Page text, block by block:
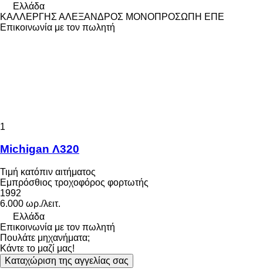
Ελλάδα
ΚΑΛΛΕΡΓΗΣ ΑΛΕΞΑΝΔΡΟΣ ΜΟΝΟΠΡΟΣΩΠΗ ΕΠΕ
Επικοινωνία με τον πωλητή
1
Michigan Λ320
Τιμή κατόπιν αιτήματος
Εμπρόσθιος τροχοφόρος φορτωτής
1992
6.000 ωρ./λειτ.
Ελλάδα
Επικοινωνία με τον πωλητή
Πουλάτε μηχανήματα;
Κάντε το μαζί μας!
Καταχώριση της αγγελίας σας